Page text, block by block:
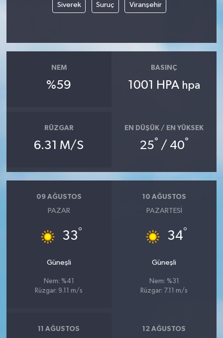
Siverek Suruç Viranşehir
NEM
%59
BASINÇ
1001 HPA hpa
RÜZGAR
6.31 M/S
EN DÜŞÜK / EN YÜKSEK
25° / 40°
09 AĞUSTOS
PAZAR
33°
Güneşli
Nem: %41
Rüzgar: 9.11 m/s
10 AĞUSTOS
PAZARTESI
34°
Güneşli
Nem: %31
Rüzgar: 7.11 m/s
11 AĞUSTOS 12 AĞUSTOS
TEKNOLOJİ